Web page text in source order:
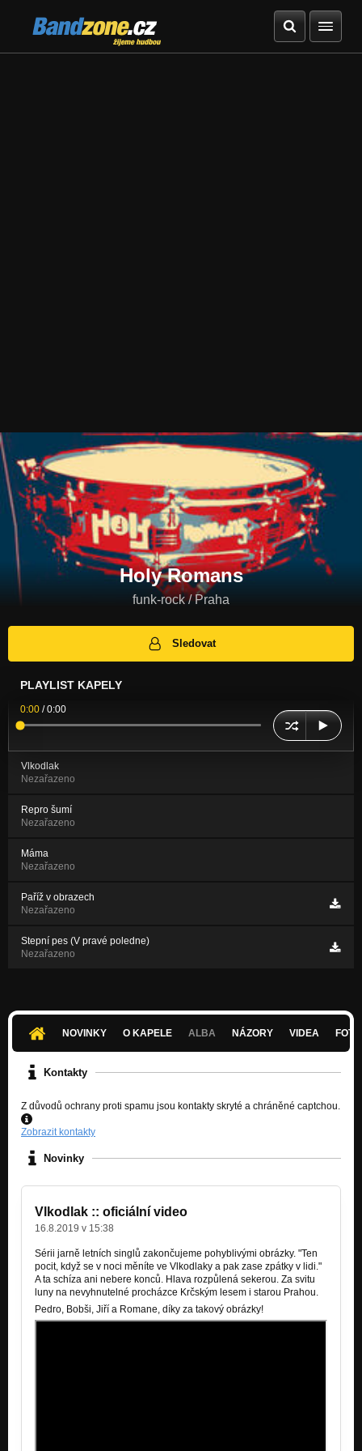
Bandzone.cz
žijeme hudbou
Holy Romans
funk-rock / Praha
Sledovat
PLAYLIST KAPELY
0:00 /0:00
Vlkodlak
Nezařazeno
Repro šumí
Nezařazeno
Máma
Nezařazeno
Paříž v obrazech
Nezařazeno
Stepní pes (V pravé poledne)
Nezařazeno
NOVINKY O KAPELE ALBA NÁZORY VIDEA
Kontakty
Z důvodů ochrany proti spamu jsou kontakty skryté a chráněné captchou.
Zobrazit kontakty
Novinky
Vlkodlak :: oficiální video
16.8.2019 v 15:38
Sérii jarně letních singlů zakončujeme pohyblivými obrázky. "Ten
pocit, když se v noci měníte ve Vlkodlaky a pak zase zpátky v lidi."
A ta schíza ani nebere konců. Hlava rozpůlená sekerou. Za svitu
luny na nevyhnutelné procházce Krčským lesem i starou Prahou.
Pedro, Bobši, Jiří a Romane, díky za takový obrázky!